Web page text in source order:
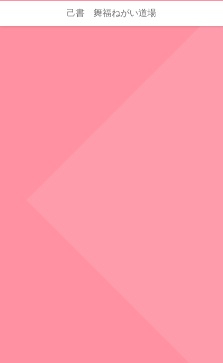
己書 舞福ねがい道場